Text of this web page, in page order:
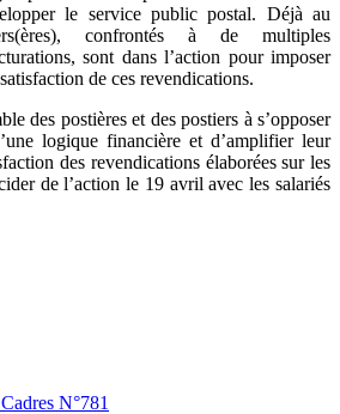
le service public postal. Déjà au
confrontés à de multiples
sont dans l’action pour imposer
de ces revendications.
des postières et des postiers à s’opposer
logique financière et d’amplifier leur
des revendications élaborées sur les
de l’action le 19 avril avec les salariés
N°781